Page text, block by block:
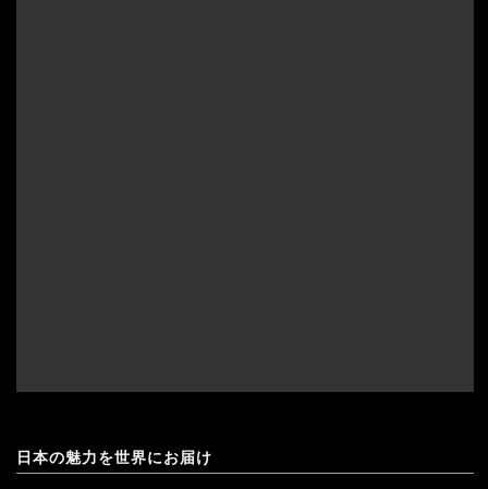
日本の魅力を世界にお届け